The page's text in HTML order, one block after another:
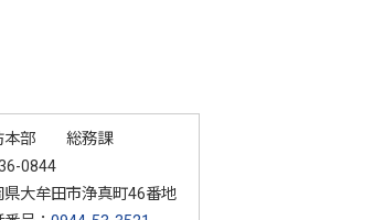
本部 総務課
0844
県大牟田市浄真町46番地